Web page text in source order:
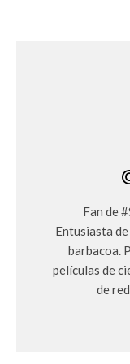
Fan de
Entusiasta
barbacoa.
películas de
de